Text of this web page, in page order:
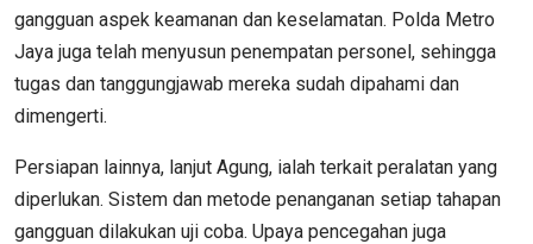
gangguan aspek keamanan dan keselamatan. Polda Metro
Jaya juga telah menyusun penempatan personel, sehingga
tugas dan tanggungjawab mereka sudah dipahami dan
dimengerti.
Persiapan lainnya, lanjut Agung, ialah terkait peralatan yang
diperlukan. Sistem dan metode penanganan setiap tahapan
gangguan dilakukan uji coba. Upaya pencegahan juga